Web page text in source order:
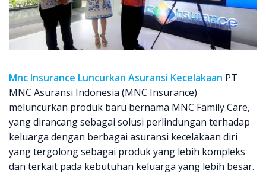
Mnc Insurance Luncurkan Asuransi Kecelakaan PT
MNC Asuransi Indonesia (MNC Insurance)
meluncurkan produk baru bernama MNC Family Care,
yang dirancang sebagai solusi perlindungan terhadap
keluarga dengan berbagai asuransi kecelakaan diri
yang tergolong sebagai produk yang lebih kompleks
dan terkait pada kebutuhan keluarga yang lebih besar.